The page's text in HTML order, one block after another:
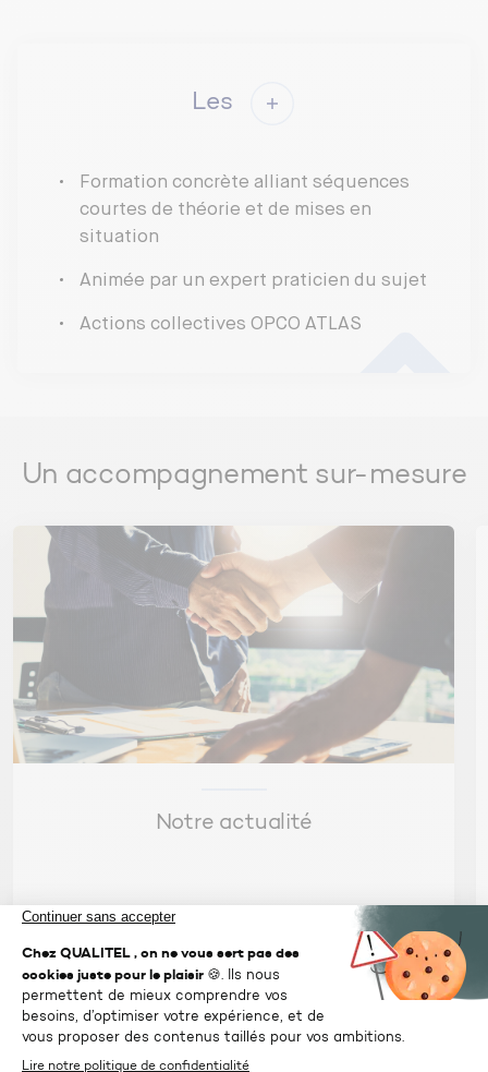
Être capable de participer efficacement à la
BIM (Charte, Cahier des charges, Convention
BIM) et comprendre leur articulation.
La définition du BIM selon la norme ISO 19650
La maquette numérique, un conteneur
d’informations
Activité : ATELIER « Le vrai ou faux du BIM »
Les niveaux de maturité du BIM
se situe mon projet ? »
Les usages du BIM en phases conception et
réalisation
Le BIM pour mieux concevoir :
Présentation des usages clés de la maquette
numérique en phase de conception, comme
l’aide à la décision sur le programme,
l’estimation des coûts en temps réel.
la détection de conflits,
La planification 4D des travaux,
La préparation de la préfabrication et le suivi
de l’avancement sur chantier.
Activité : Atelier « Choisir ses usages BIM »
Les
Formation concrète alliant séquences
courtes de théorie et de mises en
situation
Animée par un expert praticien du sujet
Actions collectives OPCO ATLAS
Un accompagnement sur-mesure
Notre actualité